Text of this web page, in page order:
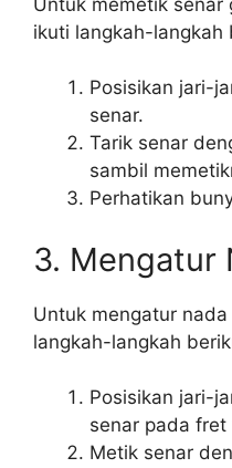
ikuti langkah-langkah
Posisikan jari-
senar.
Tarik senar
sambil
Perhatikan
3. Mengatur
Untuk mengatur
langkah-langkah
Posisikan jari-
senar pada fret
Metik senar